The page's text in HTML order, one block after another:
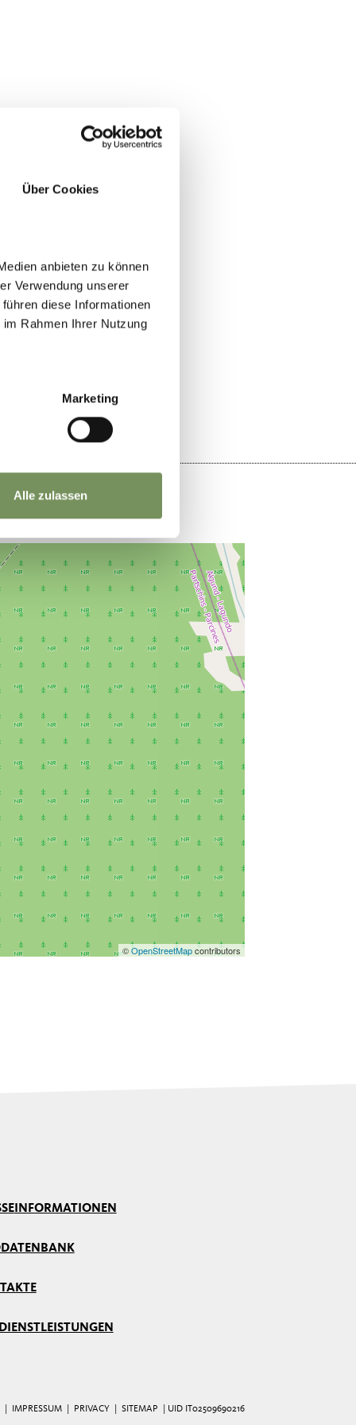
Über Cookies
anbieten zu können
Verwendung unserer
diese Informationen
Rahmen Ihrer Nutzung
Marketing
Alle zulassen
©OpenStreetMapcontributors
INFORMATIONEN
IMPRESSUM PRIVACY SITEMAP | UID IT02509690216